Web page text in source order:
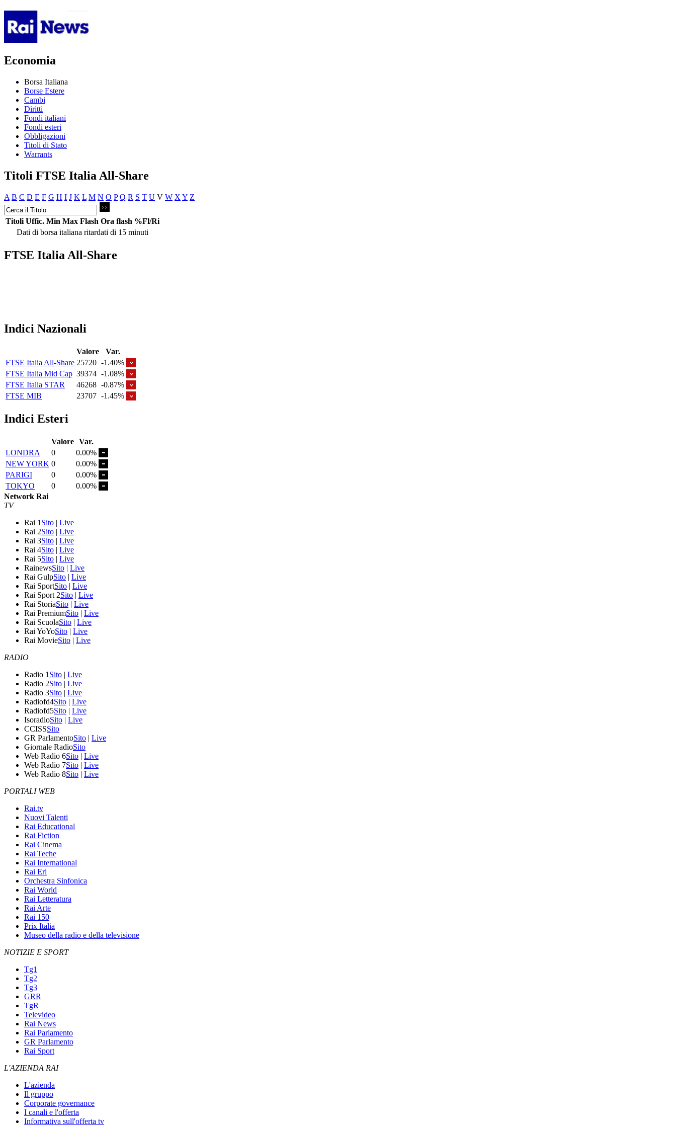
Economia
Borsa Italiana
Borse Estere
Cambi
Diritti
Fondi italiani
Fondi esteri
Obbligazioni
Titoli di Stato
Warrants
Titoli FTSE Italia All-Share
A B C D E F G H I J K L M N O P Q R S T U V W X Y Z
Titoli Uffic. Min Max Flash Ora flash %Fl/Ri
Dati di borsa italiana ritardati di 15 minuti
FTSE Italia All-Share
Indici Nazionali
Valore
Var.
FTSE Italia All-Share 25720 -1.40%
FTSE Italia Mid Cap 39374 -1.08%
FTSE Italia STAR
46268 -0.87%
FTSE MIB
23707 -1.45%
Indici Esteri
Valore Var.
LONDRA
0
0.00%
NEW YORK 0
0.00%
PARIGI
0
0.00%
TOKYO
0
0.00%
Network Rai
TV
Rai 1 Sito | Live
Rai 2Sito | Live
Rai 3Sito | Live
Rai 4Sito | Live
Rai 5Sito | Live
RainewsSito | Live
Rai GulpSito | Live
Rai SportSito | Live
Rai Sport 2Sito | Live
Rai StoriaSito | Live
Rai PremiumSito | Live
Rai ScuolaSito | Live
Rai YoYoSito | Live
Rai MovieSito | Live
RADIO
Radio 1 Sito | Live
Radio 2Sito | Live
Radio 3Sito | Live
Radiofd4Sito | Live
Radiofd5Sito | Live
IsoradioSito | Live
CCISSSito
GR ParlamentoSito | Live
Giornale RadioSito
Web Radio 6Sito | Live
Web Radio 7Sito | Live
Web Radio 8Sito | Live
PORTALI WEB
Rai.tv
Nuovi Talenti
Rai Educational
Rai Fiction
Rai Cinema
Rai Teche
Rai International
Rai Eri
Orchestra Sinfonica
Rai World
Rai Letteratura
Rai Arte
Rai 150
Prix Italia
Museo della radio e della televisione
NOTIZIE E SPORT
Tg1
Tg2
Tg3
GRR
TgR
Televideo
Rai News
Rai Parlamento
GR Parlamento
Rai Sport
L'AZIENDA RAI
L'azienda
Il gruppo
Corporate governance
I canali e l'offerta
Informativa sull'offerta tv